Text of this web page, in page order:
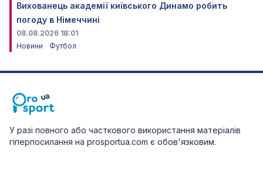
Вихованець академії київського Динамо робить
погоду в Німеччині
08.08.2026 18:01
Новини
Футбол
У разі повного або часткового використання матеріалів
гіперпосилання на prosportua.com є обов'язковим.